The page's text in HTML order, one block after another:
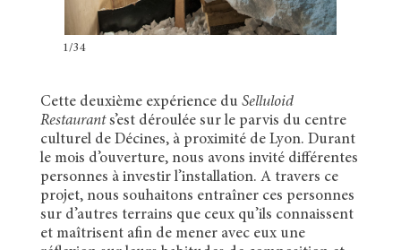
1/34
Cette deuxième expérience du Selluloid
Restaurants’est déroulée sur le parvis du centre
culturel de Décines, à proximité de Lyon. Durant
le mois d’ouverture, nous avons invité différentes
personnes à investir l’installation. A travers ce
projet, nous souhaitons entraîner ces personnes
sur d’autres terrains que ceux qu’ils connaissent
et maîtrisent afin de mener avec eux une